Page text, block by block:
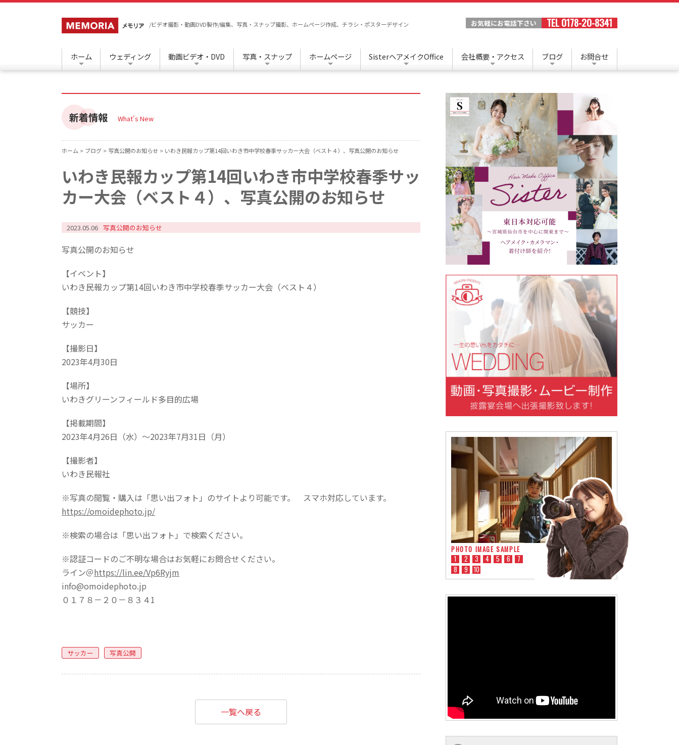
/ビデオ撮影・動画DVD製作/編集、写真・スナップ撮影、ホームページ作成、チラシ・ポスターデザイン お気軽にお電話下さい TEL 0178-20-8341
ホーム ウェディング 動画ビデオ・DVD 写真・スナップ ホームページ SisterヘアメイクOffice 会社概要・アクセス ブログ お問合せ
新着情報 What's New
ホーム > ブログ > 写真公開のお知らせ > いわき民報カップ第14回いわき市中学校春季サッカー大会（ベスト４）、写真公開のお知らせ
いわき民報カップ第14回いわき市中学校春季サッ
カー大会（ベスト４）、写真公開のお知らせ
2023.05.06 写真公開のお知らせ
写真公開のお知らせ
【イベント】
いわき民報カップ第14回いわき市中学校春季サッカー大会（ベスト４）
【競技】
サッカー
【撮影日】
2023年4月30日
【場所】
いわきグリーンフィールド多目的広場
【掲載期間】
2023年4月26日（水）～2023年7月31日（月）
【撮影者】
いわき民報社
※写真の閲覧・購入は「思い出フォト」のサイトより可能です。 スマホ対応しています。
https://omoidephoto.jp/
※検索の場合は「思い出フォト」で検索ください。
※認証コードのご不明な場合はお気軽にお問合せください。
ライン＠https://lin.ee/Vp6Ryjm
info@omoidephoto.jp
０１７８－２０－８３４1
サッカー 写真公開
一覧へ戻る
PHOTO IMAGE SAMPLE
1
2 3 4 5 6
7
8
9 10